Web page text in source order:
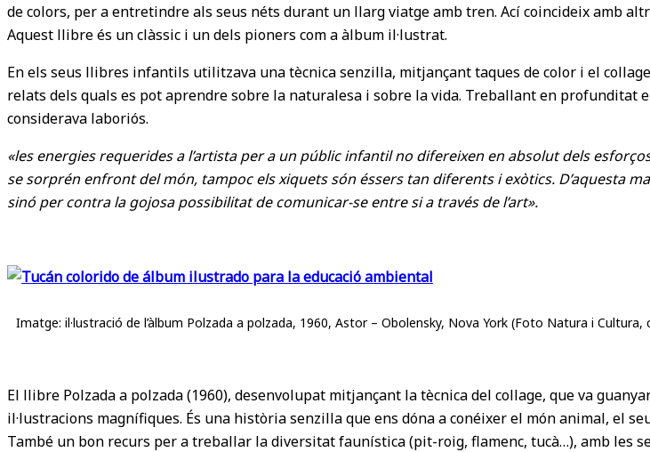
de colors, per a entretindre als seus néts durant un llarg viatge amb tren. Ací coincideix amb
Aquest llibre és un clàssic i un dels pioners com a àlbum il·lustrat.
En els seus llibres infantils utilitzava una tècnica senzilla, mitjançant taques de color i el
relats dels quals es pot aprendre sobre la naturalesa i sobre la vida. Treballant en
considerava laboriós.
«les energies requerides a l’artista per a un públic infantil no difereixen en absolut dels
se sorprén enfront del món, tampoc els xiquets són éssers tan diferents i exòtics. D’aquesta
sinó per contra la gojosa possibilitat de comunicar-se entre si a través de l’art».
Imatge: il·lustració de l’àlbum Polzada a polzada, 1960, Astor – Obolensky, Nova York (Foto Natura i Cultura,
El llibre Polzada a polzada (1960), desenvolupat mitjançant la tècnica del collage, que va
il·lustracions magnífiques. És una història senzilla que ens dóna a conéixer el món animal, el
També un bon recurs per a treballar la diversitat faunística (pit-roig, flamenc, tucà…), amb les